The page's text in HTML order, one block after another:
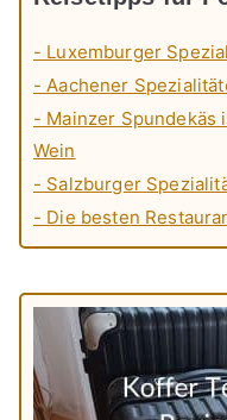
- Luxemburger
- Aachener
- Mainzer Spundekäs
Wein
- Salzburger
- Die besten